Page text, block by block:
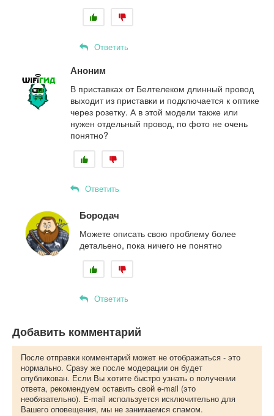
Ответить
Аноним
В приставках от Белтелеком длинный провод
выходит из приставки и подключается к оптике
через розетку. А в этой модели также или
нужен отдельный провод, по фото не очень
понятно?
Ответить
Бородач
Можете описать свою проблему более
детальено, пока ничего не понятно
Ответить
Добавить комментарий
После отправки комментарий может не отображаться - это
нормально. Сразу же после модерации он будет
опубликован. Если Вы хотите быстро узнать о получении
ответа, рекомендуем оставить свой e-mail (это
необязательно). E-mail используется исключительно для
Вашего оповещения, мы не занимаемся спамом.